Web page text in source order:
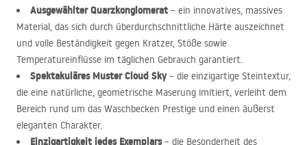
Ausgewählter Quarzkonglomerat – ein innovatives, massives
Material, das sich durch überdurchschnittliche Härte auszeichnet
und volle Beständigkeit gegen Kratzer, Stöße sowie
Temperatureinflüsse im täglichen Gebrauch garantiert.
Spektakuläres Muster Cloud Sky– die einzigartige Steintextur,
die eine natürliche, geometrische Maserung imitiert, verleiht dem
Bereich rund um das Waschbecken Prestige und einen äußerst
eleganten Charakter.
Einzigartigkeit jedes Exemplars– die Besonderheit des